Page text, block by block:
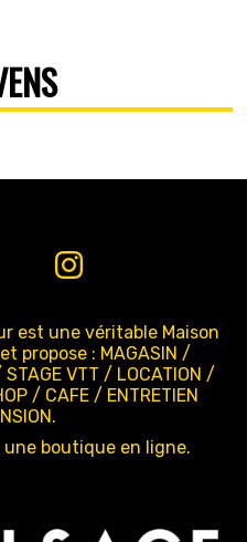
est une véritable Maison
propose : MAGASIN /
STAGE VTT / LOCATION /
/ CAFE / ENTRETIEN
boutique en ligne.